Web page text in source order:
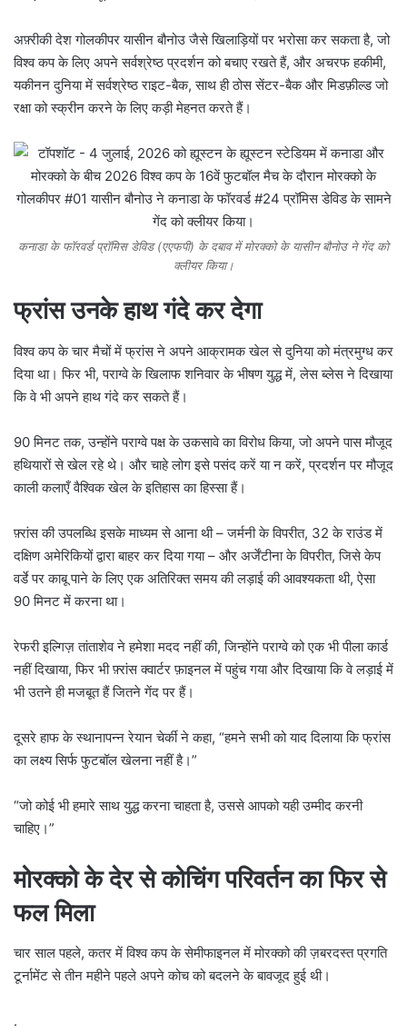
अफ़्रीकी देश गोलकीपर यासीन बौनोउ जैसे खिलाड़ियों पर भरोसा कर सकता है, जो
विश्व कप के लिए अपने सर्वश्रेष्ठ प्रदर्शन को बचाए रखते हैं, और अचरफ हकीमी,
यकीनन दुनिया में सर्वश्रेष्ठ राइट-बैक, साथ ही ठोस सेंटर-बैक और मिडफ़ील्ड जो
रक्षा को स्क्रीन करने के लिए कड़ी मेहनत करते हैं।
कनाडा के फॉरवर्ड प्रॉमिस डेविड (एएफपी) के दबाव में मोरक्को के यासीन बौनोउ ने गेंद को
क्लीयर किया।
फ्रांस उनके हाथ गंदे कर देगा
विश्व कप के चार मैचों में फ्रांस ने अपने आक्रामक खेल से दुनिया को मंत्रमुग्ध कर
दिया था। फिर भी, पराग्वे के खिलाफ शनिवार के भीषण युद्ध में, लेस ब्लेस ने दिखाया
कि वे भी अपने हाथ गंदे कर सकते हैं।
90 मिनट तक, उन्होंने पराग्वे पक्ष के उकसावे का विरोध किया, जो अपने पास मौजूद
हथियारों से खेल रहे थे। और चाहे लोग इसे पसंद करें या न करें, प्रदर्शन पर मौजूद
काली कलाएँ वैश्विक खेल के इतिहास का हिस्सा हैं।
फ़्रांस की उपलब्धि इसके माध्यम से आना थी – जर्मनी के विपरीत, 32 के राउंड में
दक्षिण अमेरिकियों द्वारा बाहर कर दिया गया – और अर्जेंटीना के विपरीत, जिसे केप
वर्डे पर काबू पाने के लिए एक अतिरिक्त समय की लड़ाई की आवश्यकता थी, ऐसा
90 मिनट में करना था।
रेफरी इल्गिज़ तांताशेव ने हमेशा मदद नहीं की, जिन्होंने पराग्वे को एक भी पीला कार्ड
नहीं दिखाया, फिर भी फ़्रांस क्वार्टर फ़ाइनल में पहुंच गया और दिखाया कि वे लड़ाई में
भी उतने ही मजबूत हैं जितने गेंद पर हैं।
दूसरे हाफ के स्थानापन्न रेयान चेर्की ने कहा, “हमने सभी को याद दिलाया कि फ्रांस
का लक्ष्य सिर्फ फुटबॉल खेलना नहीं है।”
“जो कोई भी हमारे साथ युद्ध करना चाहता है, उससे आपको यही उम्मीद करनी
चाहिए।”
मोरक्को के देर से कोचिंग परिवर्तन का फिर से
फल मिला
चार साल पहले, कतर में विश्व कप के सेमीफाइनल में मोरक्को की ज़बरदस्त प्रगति
टूर्नामेंट से तीन महीने पहले अपने कोच को बदलने के बावजूद हुई थी।
.